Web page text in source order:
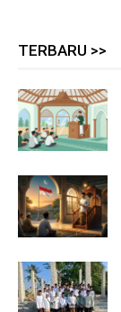
TERBARU >>